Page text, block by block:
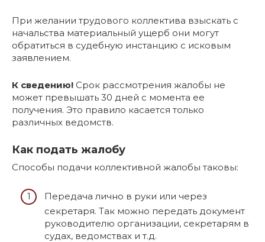
При желании трудового коллектива взыскать с
начальства материальный ущерб они могут
обратиться в судебную инстанцию с исковым
заявлением.
К сведению! Срок рассмотрения жалобы не
может превышать 30 дней с момента ее
получения. Это правило касается только
различных ведомств.
Как подать жалобу
Способы подачи коллективной жалобы таковы:
Передача лично в руки или через
секретаря. Так можно передать документ
руководителю организации, секретарям в
судах, ведомствах и т.д.